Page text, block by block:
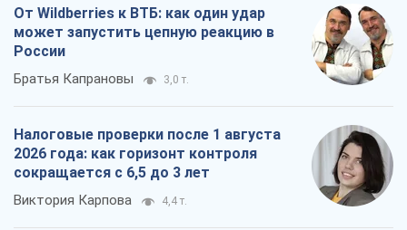
От Wildberries к ВТБ: как один удар
может запустить цепную реакцию в
России
Братья Капрановы 3,0 т.
Налоговые проверки после 1 августа
2026 года: как горизонт контроля
сокращается с 6,5 до 3 лет
Виктория Карпова 4,4 т.